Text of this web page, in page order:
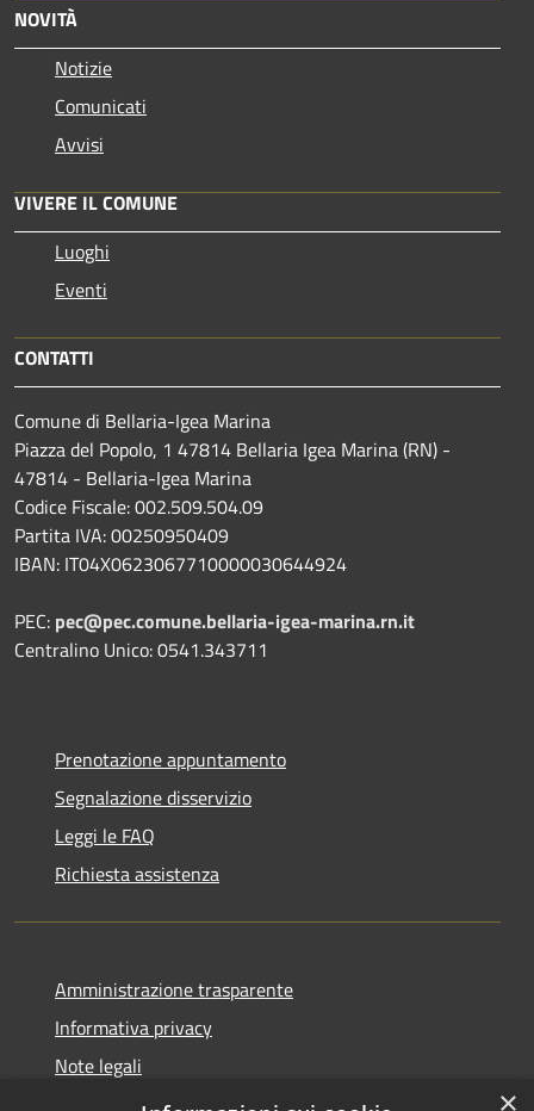
NOVITÀ
Notizie
Comunicati
Avvisi
VIVERE IL COMUNE
Luoghi
Eventi
CONTATTI
Comune di Bellaria-Igea Marina
Piazza del Popolo, 1 47814 Bellaria Igea Marina (RN) -
47814 - Bellaria-Igea Marina
Codice Fiscale: 002.509.504.09
Partita IVA: 00250950409
IBAN: IT04X0623067710000030644924
PEC: pec@pec.comune.bellaria-igea-marina.rn.it
Centralino Unico: 0541.343711
Prenotazione appuntamento
Segnalazione disservizio
Leggi le FAQ
Richiesta assistenza
Amministrazione trasparente
Informativa privacy
Note legali
Dichiarazione di accessibilità
×